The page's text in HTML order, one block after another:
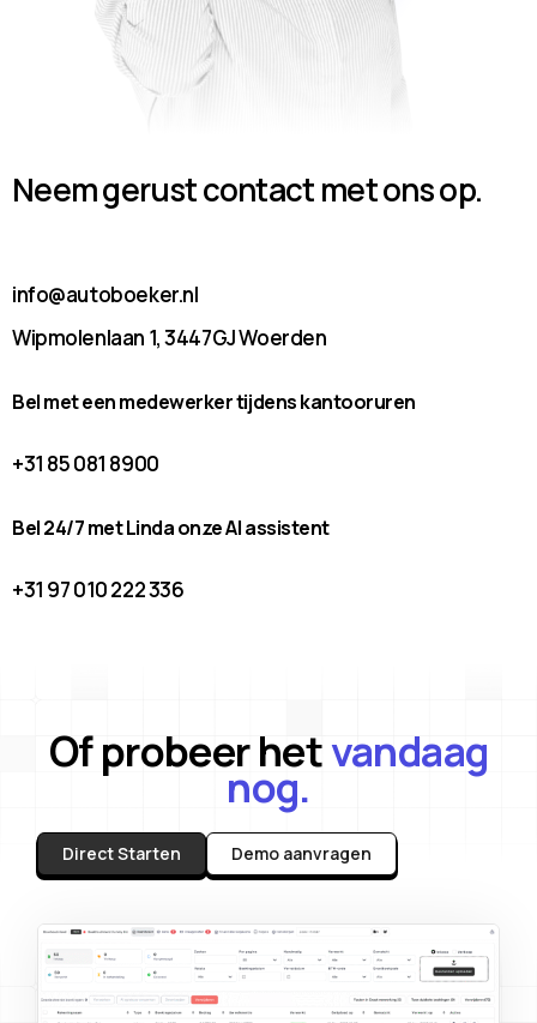
Neem gerust contact met ons op.
info@autoboeker.nl
Wipmolenlaan 1, 3447GJ Woerden
Bel met een medewerker tijdens kantooruren
+31 85 081 8900
Bel 24/7 met Linda onze AI assistent
+31 97 010 222 336
Of probeer hetvandaag
nog.
Direct Starten Demo aanvragen